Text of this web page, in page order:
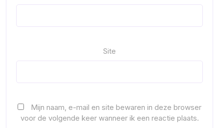
Site
Mijn naam, e-mail en site bewaren in deze browser
voor de volgende keer wanneer ik een reactie plaats.